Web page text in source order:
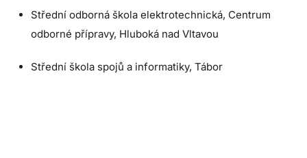
Střední odborná škola elektrotechnická, Centrum
odborné přípravy, Hluboká nad Vltavou
Střední škola spojů a informatiky, Tábor